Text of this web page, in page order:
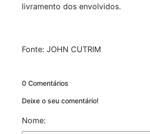
livramento dos envolvidos.
Fonte: JOHN CUTRIM
0 Comentários
Deixe o seu comentário!
Nome: